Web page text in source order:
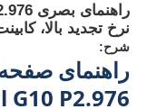
نرخ تجدید بالا،
شرح: